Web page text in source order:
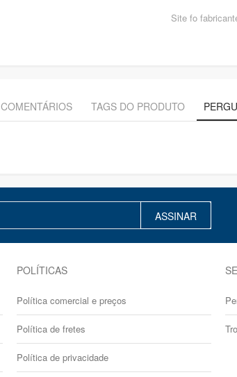
Site fo
COMENTÁRIOS TAGS DO PRODUTO
ASSINAR
POLÍTICAS
Política comercial e preços
Política de fretes
Política de privacidade